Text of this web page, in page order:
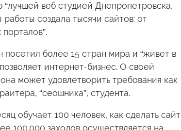
веб студией Днепропетровска,
создала тысячи сайтов: от
посетил более 15 стран мира и “живет в
интернет-бизнес. О своей
может удовлетворить требования как
“сеошника”, студента.
обучает 100 человек, как сделать сайт
100.000 заходов осуществляется на